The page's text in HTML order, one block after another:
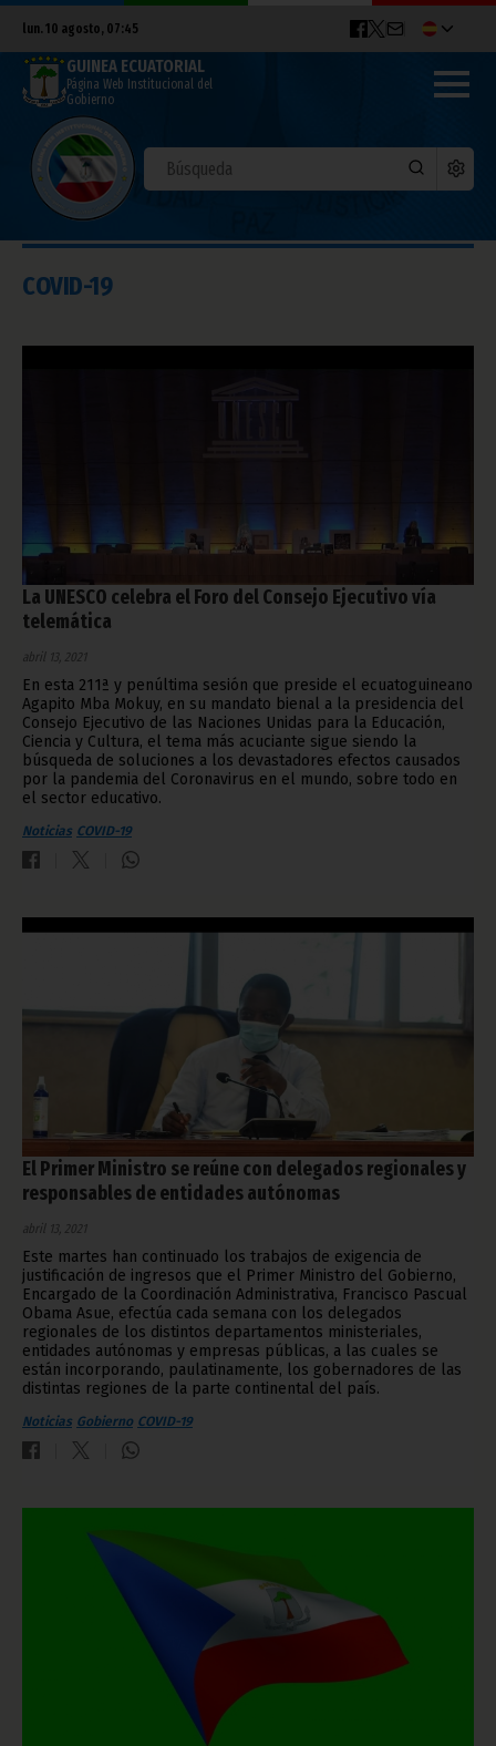
lun. 10 agosto, 07:45
GUINEA ECUATORIAL
Página Web Institucional del
Gobierno
COVID-19
La UNESCO celebra el Foro del Consejo Ejecutivo vía
telemática
abril 13, 2021
En esta 211ª y penúltima sesión que preside el ecuatoguineano
Agapito Mba Mokuy, en su mandato bienal a la presidencia del
Consejo Ejecutivo de las Naciones Unidas para la Educación,
Ciencia y Cultura, el tema más acuciante sigue siendo la
búsqueda de soluciones a los devastadores efectos causados
por la pandemia del Coronavirus en el mundo, sobre todo en
el sector educativo.
Noticias COVID-19
El Primer Ministro se reúne con delegados regionales y
responsables de entidades autónomas
abril 13, 2021
Este martes han continuado los trabajos de exigencia de
justificación de ingresos que el Primer Ministro del Gobierno,
Encargado de la Coordinación Administrativa, Francisco Pascual
Obama Asue, efectúa cada semana con los delegados
regionales de los distintos departamentos ministeriales,
entidades autónomas y empresas públicas, a las cuales se
están incorporando, paulatinamente, los gobernadores de las
distintas regiones de la parte continental del país.
Noticias Gobierno COVID-19